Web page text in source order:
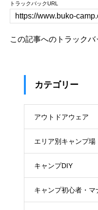
トラックバックURL
この記事へのトラックバ
カテゴリー
アウトドアウェア
エリア別キャンプ場
キャンプDIY
キャンプ初心者・マ